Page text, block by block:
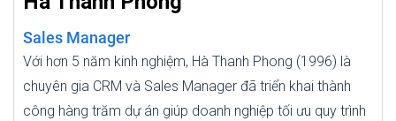
Sales Manager
Với hơn 5 năm kinh nghiệm, Hà Thanh Phong (1996) là
chuyên gia CRM và Sales Manager đã triển khai thành
công hàng trăm dự án giúp doanh nghiệp tối ưu quy trình